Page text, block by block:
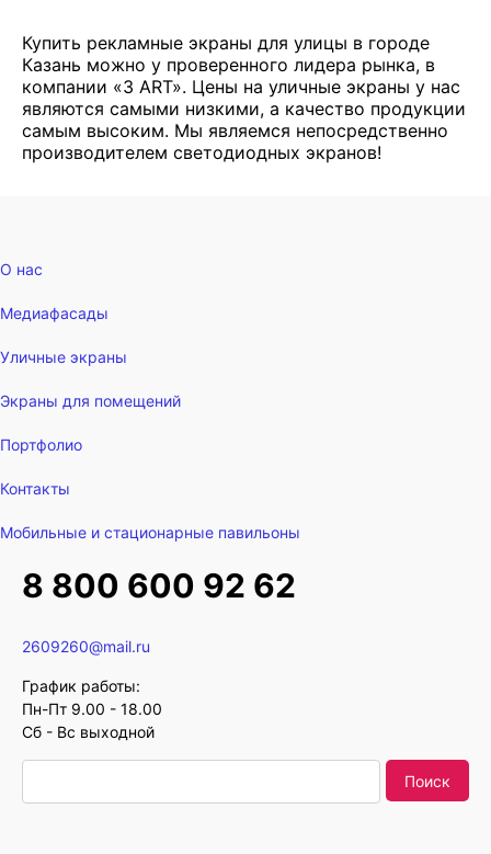
Купить рекламные экраны для улицы в городе
Казань можно у проверенного лидера рынка, в
компании «3 ART». Цены на уличные экраны у нас
являются самыми низкими, а качество продукции
самым высоким. Мы являемся непосредственно
производителем светодиодных экранов!
О нас
Медиафасады
Уличные экраны
Экраны для помещений
Портфолио
Контакты
Мобильные и стационарные павильоны
8 800 600 92 62
2609260@mail.ru
График работы:
Пн-Пт 9.00 - 18.00
Сб - Вс выходной